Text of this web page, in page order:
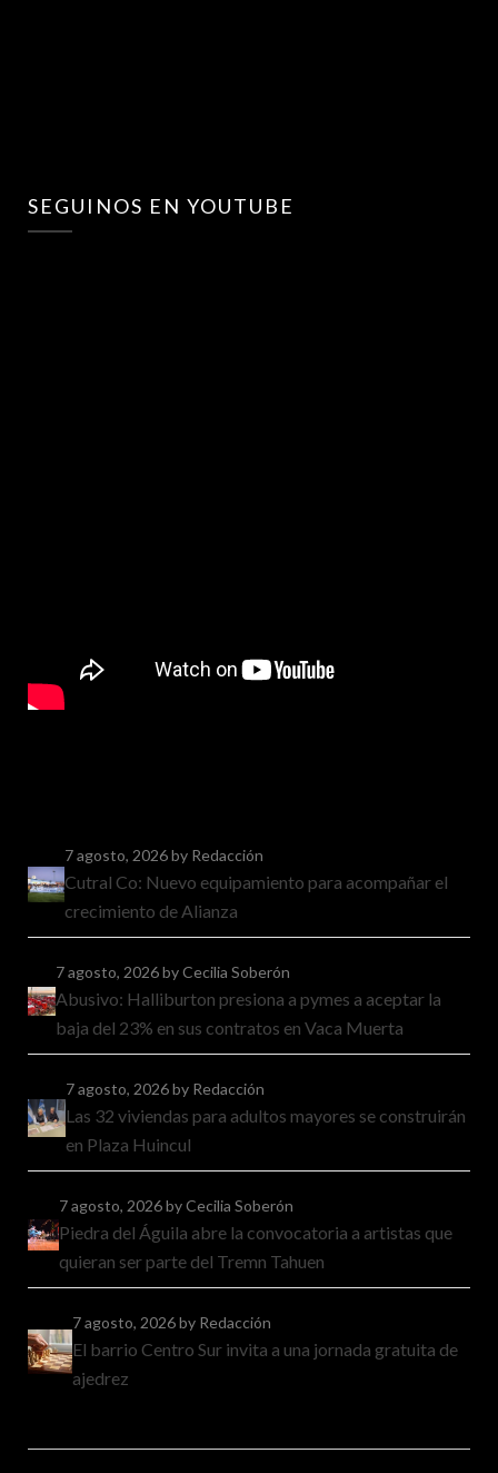
SEGUINOS EN YOUTUBE
7 agosto, 2026by Redacción
Cutral Co: Nuevo equipamiento para acompañar el
crecimiento de Alianza
7 agosto, 2026by Cecilia Soberón
Abusivo: Halliburton presiona a pymes a aceptar la
baja del 23% en sus contratos en Vaca Muerta
7 agosto, 2026by Redacción
Las 32 viviendas para adultos mayores se construirán
en Plaza Huincul
7 agosto, 2026by Cecilia Soberón
Piedra del Águila abre la convocatoria a artistas que
quieran ser parte del Tremn Tahuen
7 agosto, 2026by Redacción
El barrio Centro Sur invita a una jornada gratuita de
ajedrez